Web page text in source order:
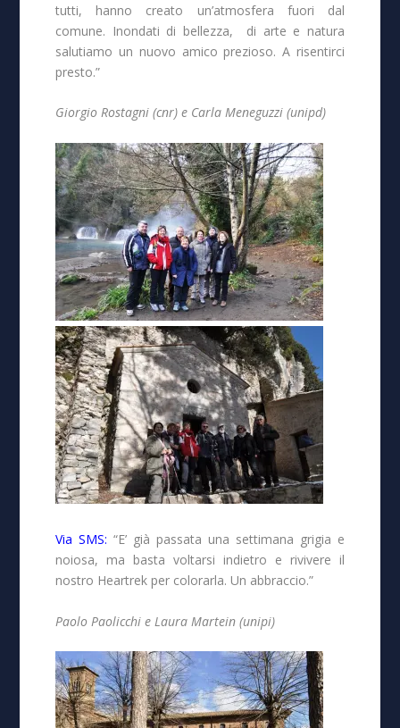
tutti, hanno creato un’atmosfera fuori dal
comune. Inondati di bellezza, di arte e natura
salutiamo un nuovo amico prezioso. A risentirci
presto.”
Giorgio Rostagni (cnr) e Carla Meneguzzi (unipd)
Via SMS: “E’ già passata una settimana grigia e
noiosa, ma basta voltarsi indietro e rivivere il
nostro Heartrek per colorarla. Un abbraccio.”
Paolo Paolicchi e Laura Martein (unipi)